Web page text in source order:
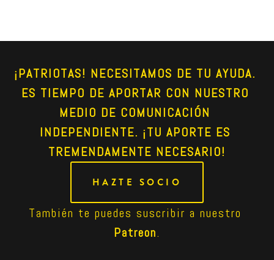
¡PATRIOTAS! NECESITAMOS DE TU AYUDA.
ES TIEMPO DE APORTAR CON NUESTRO
MEDIO DE COMUNICACIÓN
INDEPENDIENTE. ¡TU APORTE ES
TREMENDAMENTE NECESARIO!
HAZTE SOCIO
Patreon.